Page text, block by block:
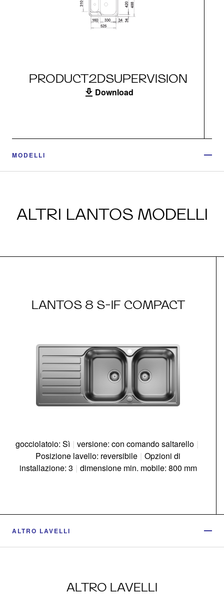
PRODUCT2DSUPERVISION
Download
MODELLI
ALTRI LANTOS MODELLI
LANTOS 8 S-IF COMPACT
gocciolatoio: Sì | versione: con comando saltarello |
Posizione lavello: reversibile | Opzioni di
installazione: 3 | dimensione min. mobile: 800 mm
ALTRO LAVELLI
ALTRO LAVELLI